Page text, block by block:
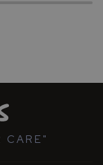
CARE"